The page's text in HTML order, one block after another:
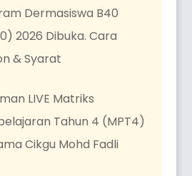
Dermasiswa B40
2026 Dibuka. Cara
& Syarat
LIVE Matriks
Tahun 4 (MPT4)
Cikgu Mohd Fadli